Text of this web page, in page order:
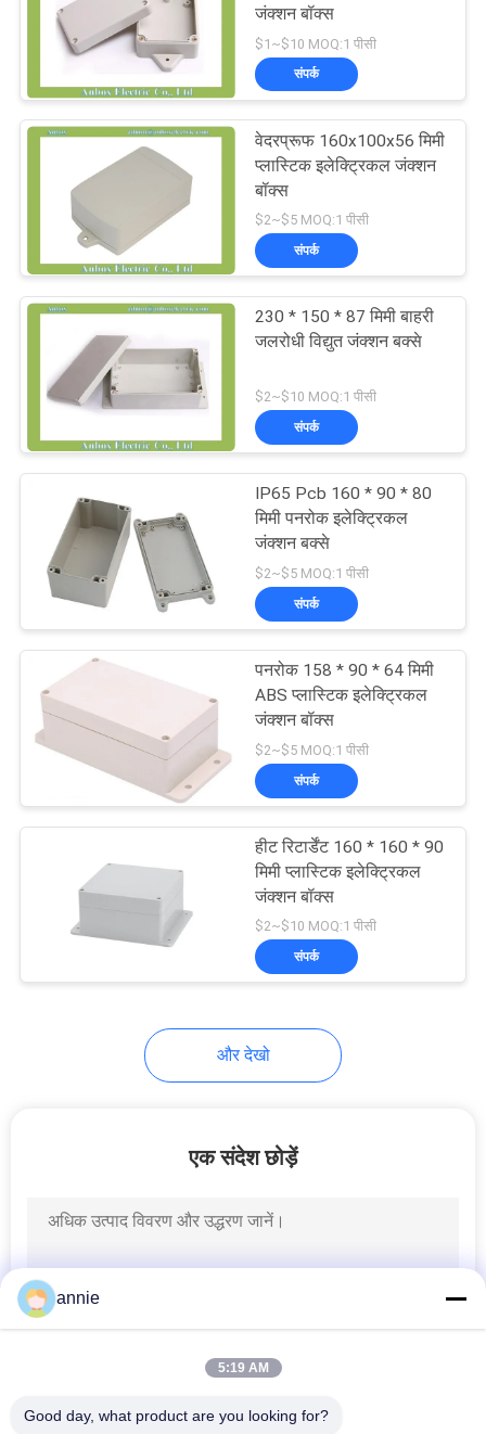
प्लास्टिक नेटवर्क संलग्नक
प्लास्टिक हाथ में संलग्नक
प्लास्टिक इलेक्ट्रॉनिक
बाड़ों
पनरोक धातु जंक्शन बॉक्स
अल्युमीनियम का बाड़े
दिन रेल बढ़ते क्लिप
जंक्शन बॉक्स
$1~$10 MOQ:1 पीसी
संपर्क
वेदरप्रूफ 160x100x56 मिमी
प्लास्टिक इलेक्ट्रिकल जंक्शन
बॉक्स
$2~$5 MOQ:1 पीसी
संपर्क
230 * 150 * 87 मिमी बाहरी
जलरोधी विद्युत जंक्शन बक्से
$2~$10 MOQ:1 पीसी
संपर्क
IP65 Pcb 160 * 90 * 80
मिमी पनरोक इलेक्ट्रिकल
जंक्शन बक्से
$2~$5 MOQ:1 पीसी
संपर्क
पनरोक 158 * 90 * 64 मिमी
ABS प्लास्टिक इलेक्ट्रिकल
जंक्शन बॉक्स
$2~$5 MOQ:1 पीसी
संपर्क
हीट रिटार्डेंट 160 * 160 * 90
मिमी प्लास्टिक इलेक्ट्रिकल
जंक्शन बॉक्स
$2~$10 MOQ:1 पीसी
संपर्क
और देखो
एक संदेश छोड़ें
annie
5:19 AM
Good day, what product are you looking for?